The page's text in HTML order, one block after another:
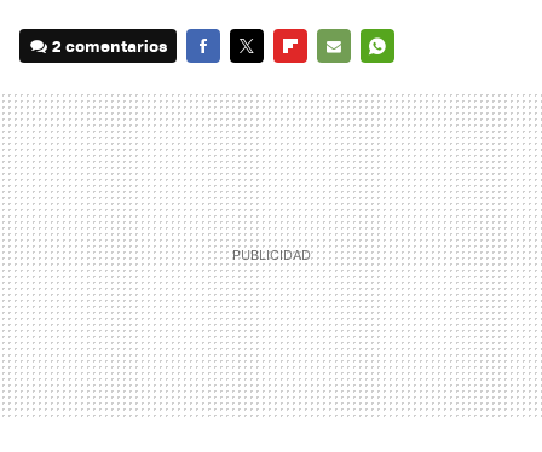
2 comentarios
MAIL